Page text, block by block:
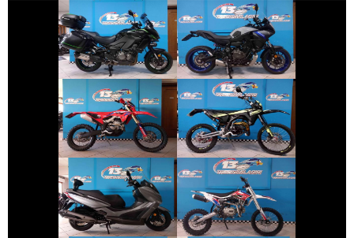
KAWASAKI
VERSYS
YAMAHA
TRACER
HONDA CRF
€ 6.890 €
FANTIC-MOTOR
XE
€ 2.990 €
KYMCO X-TOWN
€ 3.390 €
ALTRA-MARCA
ALTRO-
MODELLO
€ 1.700 €
€ 3.890 € € 6.390 €